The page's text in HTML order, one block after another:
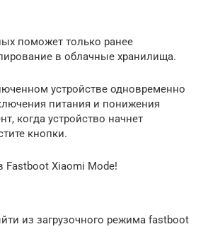
поможет только ранее
в облачные хранилища.
устройстве одновременно
питания и понижения
когда устройство начнет
кнопки.
Xiaomi Mode!
из загрузочного режима fastboot